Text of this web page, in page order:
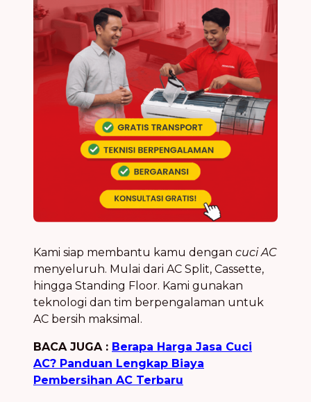
Kami siap membantu kamu dengan cuci AC
menyeluruh. Mulai dari AC Split, Cassette,
hingga Standing Floor. Kami gunakan
teknologi dan tim berpengalaman untuk
AC bersih maksimal.
BACA JUGA : Berapa Harga Jasa Cuci
AC? Panduan Lengkap Biaya
Pembersihan AC Terbaru